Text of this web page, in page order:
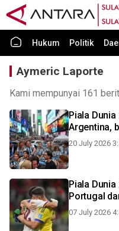
Hukum Politik
Aymeric Laporte
Kami mempunyai 161
Piala
Argentina,
20 July 2026
Piala
Portugal
07 July 2026